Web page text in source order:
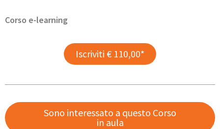
Corso e-learning
Iscriviti € 110,00*
Sono interessato a questo Corso
in aula